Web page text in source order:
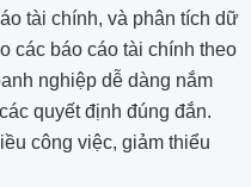
tài chính, và phân tích dữ
các báo cáo tài chính theo
nghiệp dễ dàng nắm
quyết định đúng đắn.
công việc, giảm thiểu